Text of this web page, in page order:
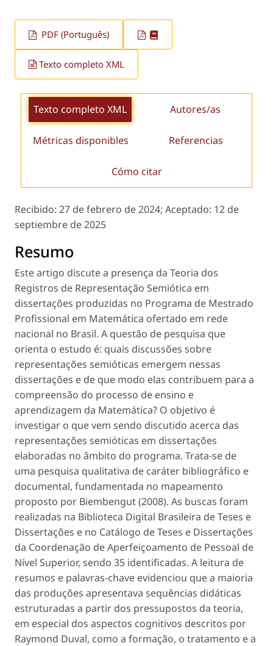
PDF (Português)
Texto completo XML
Texto completo XML Autores/as
Métricas disponibles Referencias
Cómo citar
Recibido: 27 de febrero de 2024; Aceptado: 12 de
septiembre de 2025
Resumo
Este artigo discute a presença da Teoria dos
Registros de Representação Semiótica em
dissertações produzidas no Programa de Mestrado
Profissional em Matemática ofertado em rede
nacional no Brasil. A questão de pesquisa que
orienta o estudo é: quais discussões sobre
representações semióticas emergem nessas
dissertações e de que modo elas contribuem para a
compreensão do processo de ensino e
aprendizagem da Matemática? O objetivo é
investigar o que vem sendo discutido acerca das
representações semióticas em dissertações
elaboradas no âmbito do programa. Trata-se de
uma pesquisa qualitativa de caráter bibliográfico e
documental, fundamentada no mapeamento
proposto por Biembengut (2008). As buscas foram
realizadas na Biblioteca Digital Brasileira de Teses e
Dissertações e no Catálogo de Teses e Dissertações
da Coordenação de Aperfeiçoamento de Pessoal de
Nível Superior, sendo 35 identificadas. A leitura de
resumos e palavras-chave evidenciou que a maioria
das produções apresentava sequências didáticas
estruturadas a partir dos pressupostos da teoria,
em especial dos aspectos cognitivos descritos por
Raymond Duval, como a formação, o tratamento e a